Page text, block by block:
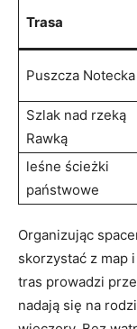
Trasa
Puszcza Notecka
Szlak nad rzeką
Rawką
leśne ścieżki
państwowe
Organizując
skorzystać z map
tras prowadzi
nadają się na